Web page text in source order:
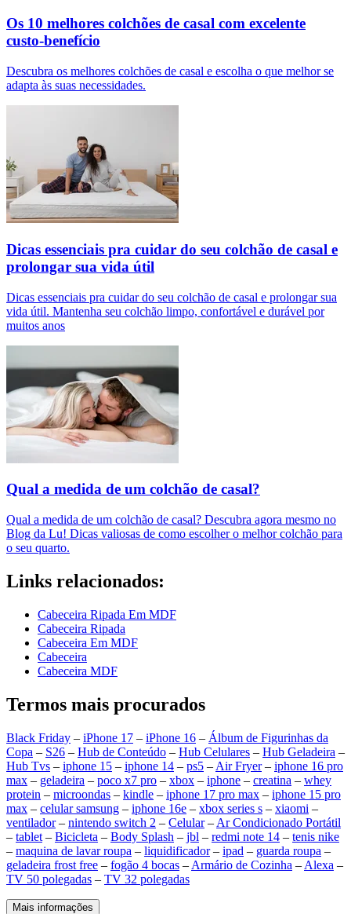
Os 10 melhores colchões de casal com excelente
custo-benefício
Descubra os melhores colchões de casal e escolha o que melhor se
adapta às suas necessidades.
Dicas essenciais pra cuidar do seu colchão de casal e
prolongar sua vida útil
Dicas essenciais pra cuidar do seu colchão de casal e prolongar sua
vida útil. Mantenha seu colchão limpo, confortável e durável por
muitos anos
Qual a medida de um colchão de casal?
Qual a medida de um colchão de casal? Descubra agora mesmo no
Blog da Lu! Dicas valiosas de como escolher o melhor colchão para
o seu quarto.
Links relacionados:
Cabeceira Ripada Em MDF
Cabeceira Ripada
Cabeceira Em MDF
Cabeceira
Cabeceira MDF
Termos mais procurados
Black Friday – iPhone 17 – iPhone 16 – Álbum de Figurinhas da
Copa – S26 – Hub de Conteúdo – Hub Celulares – Hub Geladeira –
Hub Tvs – iphone 15 – iphone 14 – ps5 – Air Fryer– iphone 16 pro
max – geladeira – poco x7 pro – xbox – iphone – creatina – whey
protein – microondas – kindle – iphone 17 pro max – iphone 15 pro
max – celular samsung – iphone 16e – xbox series s – xiaomi –
ventilador– nintendo switch 2 – Celular– Ar Condicionado Portátil
– tablet – Bicicleta – Body Splash – jbl – redmi note 14 – tenis nike
– maquina de lavar roupa – liquidificador– ipad – guarda roupa –
geladeira frost free – fogão 4 bocas – Armário de Cozinha – Alexa –
TV 50 polegadas – TV 32 polegadas
Mais informações